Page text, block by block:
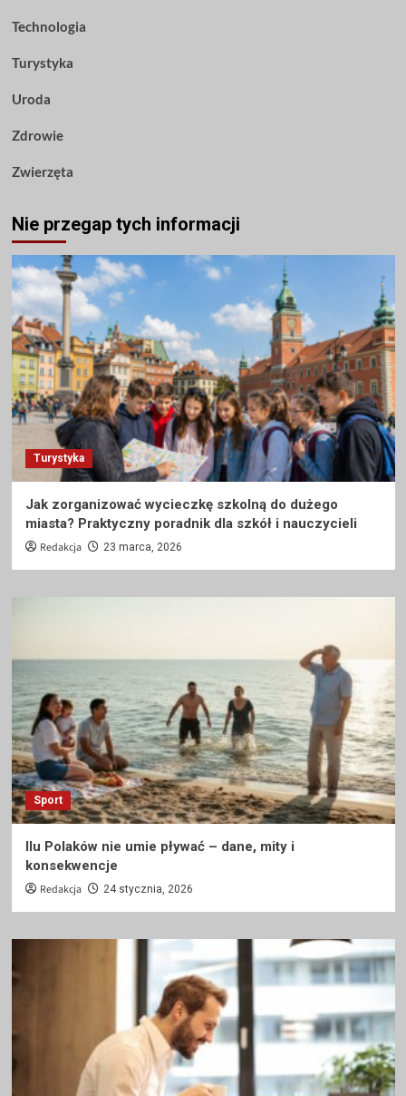
Technologia
Turystyka
Uroda
Zdrowie
Zwierzęta
Nie przegap tych informacji
Turystyka
Jak zorganizować wycieczkę szkolną do dużego
miasta? Praktyczny poradnik dla szkół i nauczycieli
Redakcja 23 marca, 2026
Sport
Ilu Polaków nie umie pływać – dane, mity i
konsekwencje
Redakcja 24 stycznia, 2026